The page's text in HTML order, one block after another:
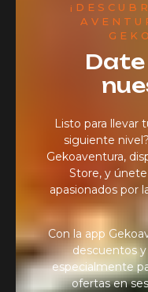
Listo para llevar
siguiente
Gekoaventura,
Store, y
apasionados por
Con la app
descuentos
especialmente
ofertas en